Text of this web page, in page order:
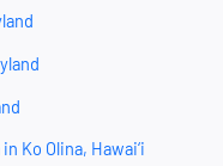
Ko Olina, Hawai‘i